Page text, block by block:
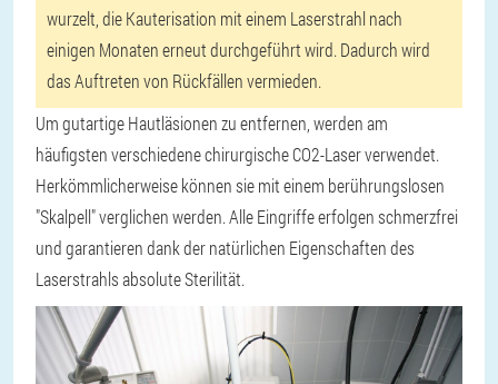
wurzelt, die Kauterisation mit einem Laserstrahl nach
einigen Monaten erneut durchgeführt wird. Dadurch wird
das Auftreten von Rückfällen vermieden.
Um gutartige Hautläsionen zu entfernen, werden am
häufigsten verschiedene chirurgische CO2-Laser verwendet.
Herkömmlicherweise können sie mit einem berührungslosen
"Skalpell" verglichen werden. Alle Eingriffe erfolgen schmerzfrei
und garantieren dank der natürlichen Eigenschaften des
Laserstrahls absolute Sterilität.